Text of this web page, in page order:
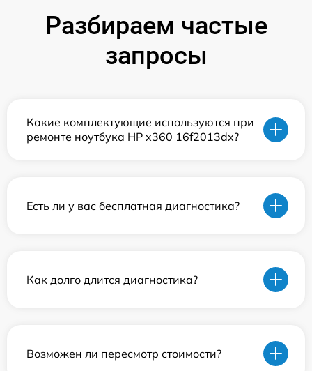
Разбираем частые
запросы
Какие комплектующие используются при
ремонте ноутбука HP x360 16f2013dx?
Есть ли у вас бесплатная диагностика?
Как долго длится диагностика?
Возможен ли пересмотр стоимости?